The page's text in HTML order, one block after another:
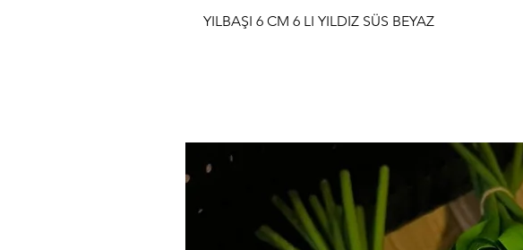
YILBAŞI 6 CM 6 LI YILDIZ SÜS BEYAZ